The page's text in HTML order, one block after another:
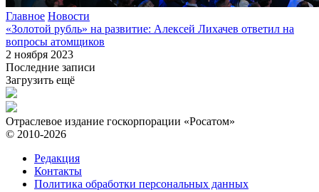
Главное Новости
«Золотой рубль» на развитие: Алексей Лихачев ответил на
вопросы атомщиков
2 ноября 2023
Последние записи
Загрузить ещё
Отраслевое издание госкорпорации «Росатом»
© 2010-2026
Редакция
Контакты
Политика обработки персональных данных